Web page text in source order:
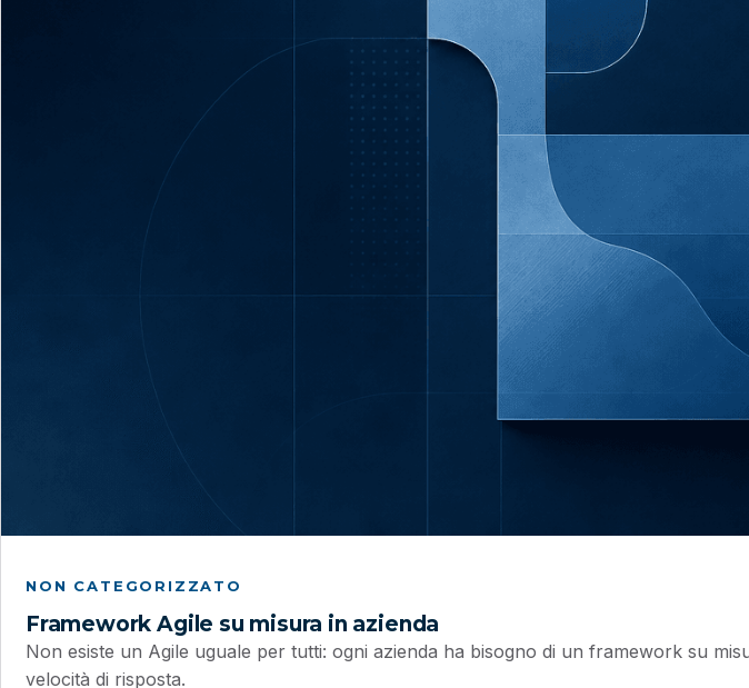
NON CATEGORIZZATO
Framework Agile su misura in azienda
Non esiste un Agile uguale per tutti: ogni azienda ha bisogno di un framework su
velocità di risposta.